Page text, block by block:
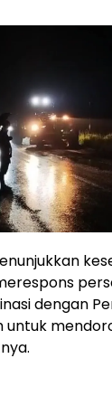
dengan
untuk